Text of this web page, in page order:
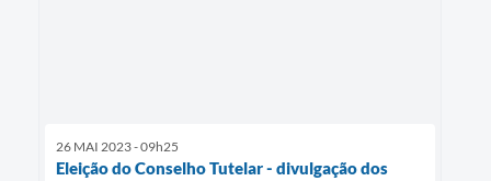
26 MAI 2023 - 09h25
Eleição do Conselho Tutelar - divulgação dos